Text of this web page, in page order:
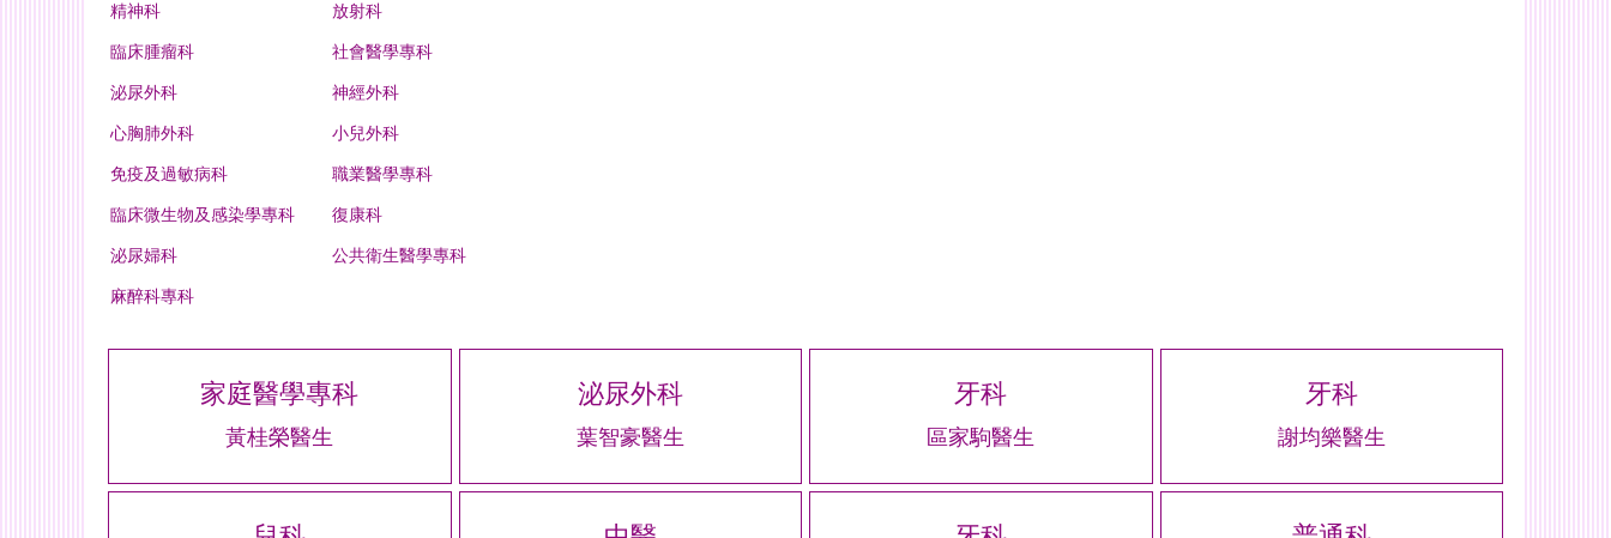
精神科 放射科
臨床腫瘤科 社會醫學專科
泌尿外科 神經外科
心胸肺外科 小兒外科
免疫及過敏病科 職業醫學專科
臨床微生物及感染學專科 復康科
泌尿婦科 公共衛生醫學專科
麻醉科專科
家庭醫學專科
黃桂榮醫生
泌尿外科
葉智豪醫生
牙科
區家駒醫生
牙科
謝均樂醫生